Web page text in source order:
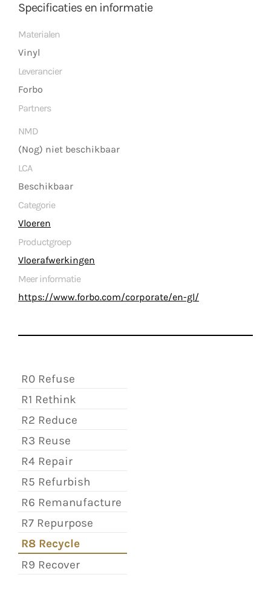
Specificaties en informatie
Materialen
Vinyl
Leverancier
Forbo
Partners
NMD
(Nog) niet beschikbaar
LCA
Beschikbaar
Categorie
Vloeren
Productgroep
Vloerafwerkingen
Meer informatie
https://www.forbo.com/corporate/en-gl/
R0 Refuse
R1 Rethink
R2 Reduce
R3 Reuse
R4 Repair
R5 Refurbish
R6 Remanufacture
R7 Repurpose
R8 Recycle
R9 Recover